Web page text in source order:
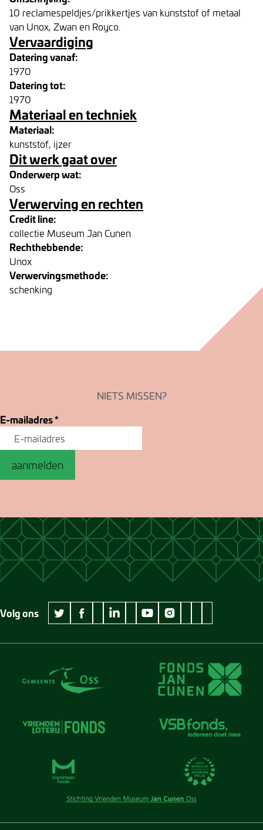
10 reclamespeldjes/prikkertjes van kunststof of metaal
van Unox, Zwan en Royco.
Vervaardiging
Datering vanaf:
1970
Datering tot:
1970
Materiaal en techniek
Materiaal:
kunststof, ijzer
Dit werk gaat over
Onderwerp wat:
Oss
Verwerving en rechten
Credit line:
collectie Museum Jan Cunen
Rechthebbende:
Unox
Verwervingsmethode:
schenking
NIETS MISSEN?
E-mailadres*
aanmelden
Volg ons
twitter Museum Jan Cunen
facebook Museum Jan Cunen
wikipedia Museum Jan Cunen
linkedin Museum Jan Cunen
googleplus Museum Jan Cunen
youtube Museum Jan Cunen
instagram Museum